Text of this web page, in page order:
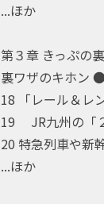
...ほか
第３章 きっぷの
裏ワザのキホン
18 「レール＆レ
19 JR九州の「
20 特急列車や新
...ほか